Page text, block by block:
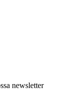
newsletter